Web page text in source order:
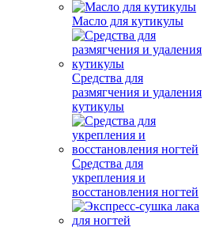
Масло для кутикулы
Средства для
размягчения и удаления
кутикулы
Средства для
укрепления и
восстановления ногтей